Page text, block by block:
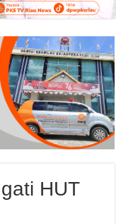
HUT